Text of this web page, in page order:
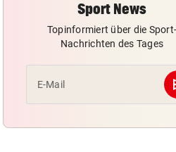
Sport News
Topinformiert über die Sport-
Nachrichten des Tages
E-Mail